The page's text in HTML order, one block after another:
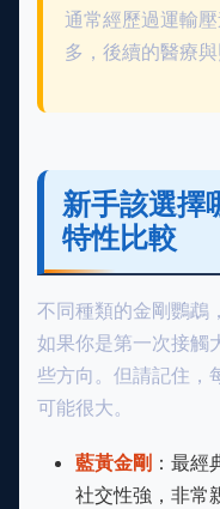
通常經歷過運輸
多，後續的醫療
新手該選擇
特性比較
不同種類的金剛鸚鵡
如果你是第一次接觸
些方向。但請記住，
可能很大。
藍黃金剛 ：最經
社交性強，非常